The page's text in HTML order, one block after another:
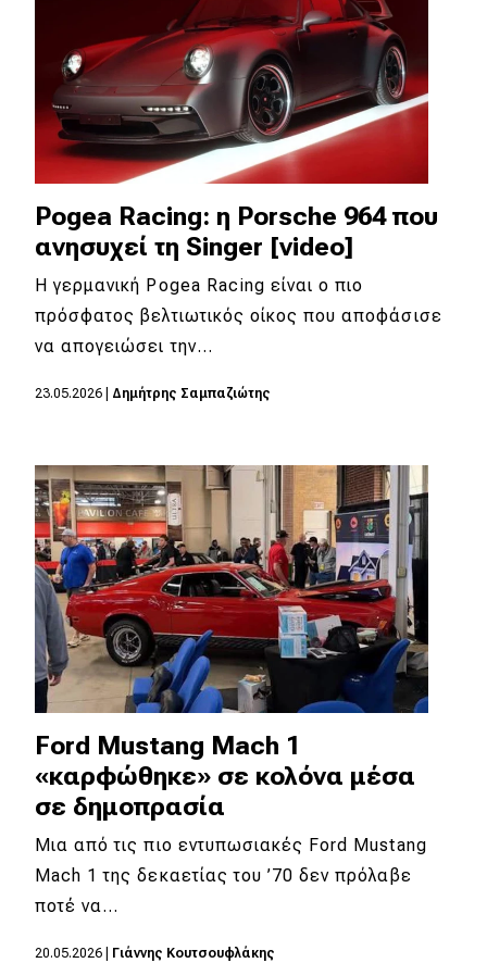
Pogea Racing: η Porsche 964 που
ανησυχεί τη Singer [video]
Η γερμανική Pogea Racing είναι ο πιο
πρόσφατος βελτιωτικός οίκος που αποφάσισε
να απογειώσει την…
23.05.2026 Δημήτρης Σαμπαζιώτης
Ford Mustang Mach 1
«καρφώθηκε» σε κολόνα μέσα
σε δημοπρασία
Μια από τις πιο εντυπωσιακές Ford Mustang
Mach 1 της δεκαετίας του ’70 δεν πρόλαβε
ποτέ να…
20.05.2026 Γιάννης Κουτσουφλάκης